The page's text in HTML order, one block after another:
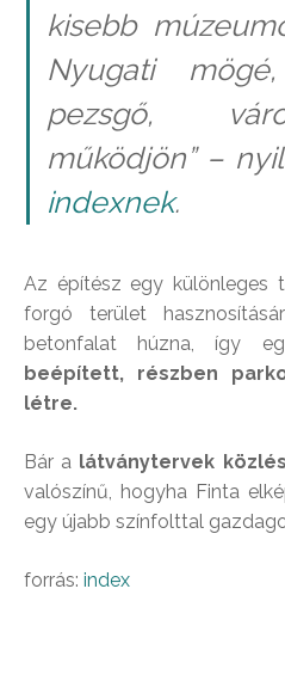
kisebb
Nyugati
pezsgő,
működjön” –
indexnek.
Az építész egy különleges
forgó terület
betonfalat húzna, így
beépített, részben
létre.
Bár a látványtervek
valószínű, hogyha Finta
egy újabb színfolttal
forrás: index